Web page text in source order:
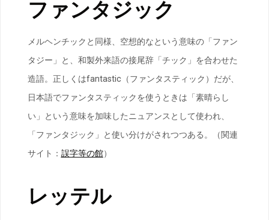
ファンタジック
メルヘンチックと同様、空想的なという意味の「ファン
タジー」と、和製外来語の接尾辞「チック」を合わせた
造語。正しくはfantastic（ファンタスティック）だが、
日本語でファンタスティックを使うときは「素晴らし
い」という意味を加味したニュアンスとして使われ、
「ファンタジック」と使い分けがされつつある。（関連
サイト： 誤字等の館）
レッテル